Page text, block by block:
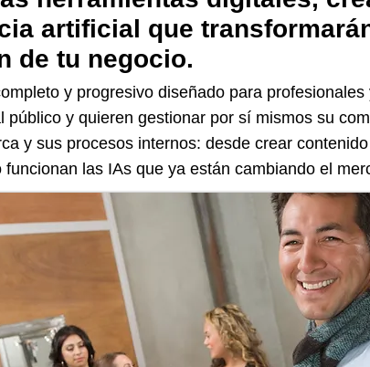
artificial que
de tu negocio.
y progresivo diseñado para
público y quieren gestionar por sí mismos su
y sus procesos internos: desde crear
funcionan las IAs que ya están cambiando el